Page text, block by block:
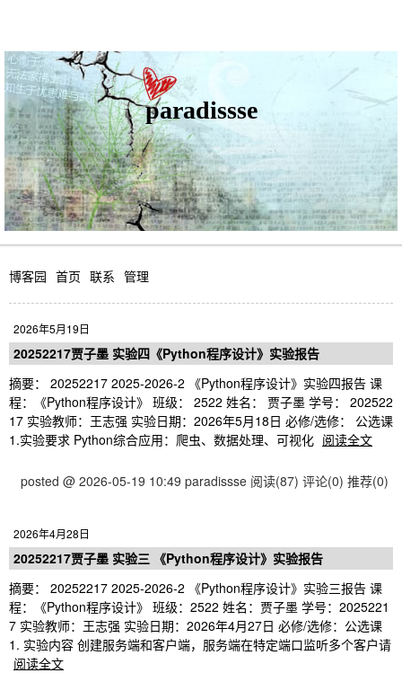
paradissse
博客园 首页 联系 管理
2026年5月19日
20252217贾子墨 实验四《Python程序设计》实验报告
摘要： 20252217 2025-2026-2 《Python程序设计》实验四报告 课
程：《Python程序设计》 班级： 2522 姓名： 贾子墨 学号： 202522
17 实验教师：王志强 实验日期：2026年5月18日 必修/选修： 公选课
1.实验要求 Python综合应用：爬虫、数据处理、可视化 阅读全文
posted @ 2026-05-19 10:49 paradissse 阅读(87) 评论(0) 推荐(0)
2026年4月28日
20252217贾子墨 实验三 《Python程序设计》实验报告
摘要： 20252217 2025-2026-2 《Python程序设计》实验三报告 课
程：《Python程序设计》 班级：2522 姓名：贾子墨 学号：2025221
7 实验教师：王志强 实验日期：2026年4月27日 必修/选修：公选课
1. 实验内容 创建服务端和客户端，服务端在特定端口监听多个客户请
阅读全文